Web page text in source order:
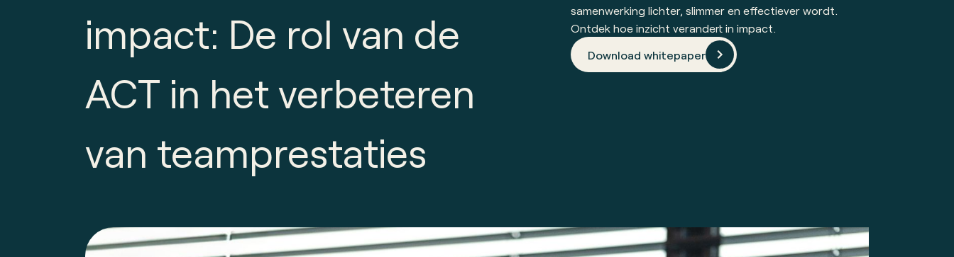
impact: De rol van de
ACT in het verbeteren
van team­prestaties
samenwerking lichter, slimmer en effectiever wordt.
Ontdek hoe inzicht verandert in impact.
Download whitepaper